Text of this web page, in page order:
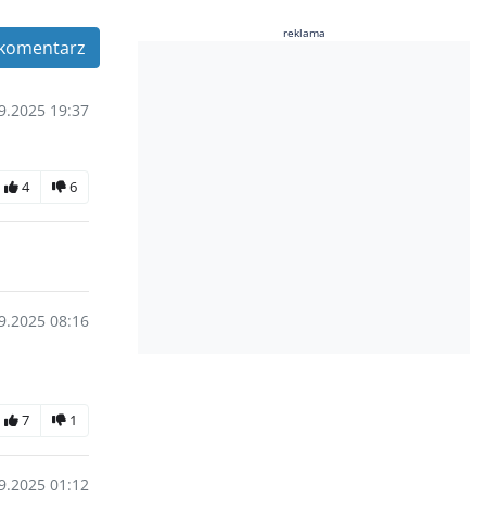
19:37
4 6
08:16
7 1
01:12
reklama